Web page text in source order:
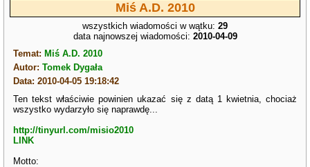
Miś A.D. 2010
wszystkich wiadomości w wątku: 29
data najnowszej wiadomości: 2010-04-09
Temat: Miś A.D. 2010
Autor:Tomek Dygała
Data: 2010-04-05 19:18:42
Ten tekst właściwie powinien ukazać się z datą 1 kwietnia, chociaż
wszystko wydarzyło się naprawdę...
http://tinyurl.com/misio2010
LINK
Motto: